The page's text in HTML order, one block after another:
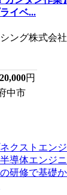
イベ...
ング株式会
円
中市